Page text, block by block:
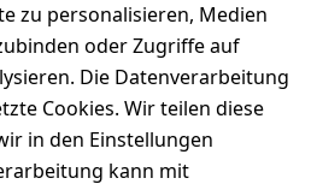
zu personalisieren, Medien
oder Zugriffe auf
Die Datenverarbeitung
Cookies. Wir teilen diese
in den Einstellungen
kann mit